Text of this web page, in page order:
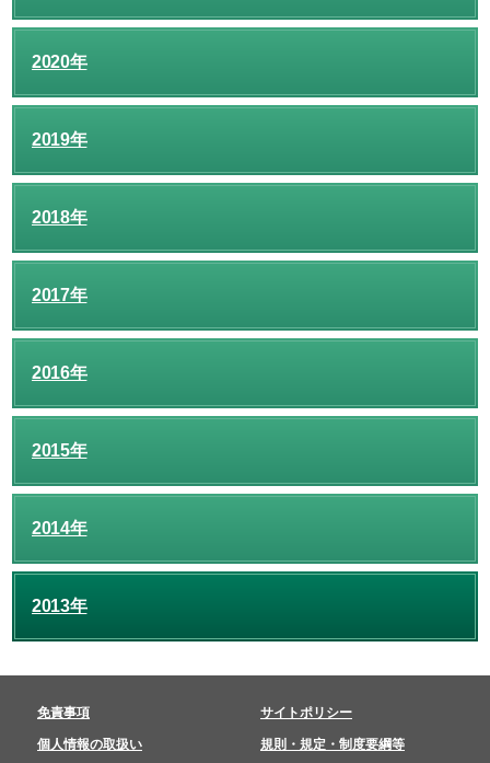
2020年
2019年
2018年
2017年
2016年
2015年
2014年
2013年
免責事項 サイトポリシー
個人情報の取扱い 規則・規定・制度要綱等